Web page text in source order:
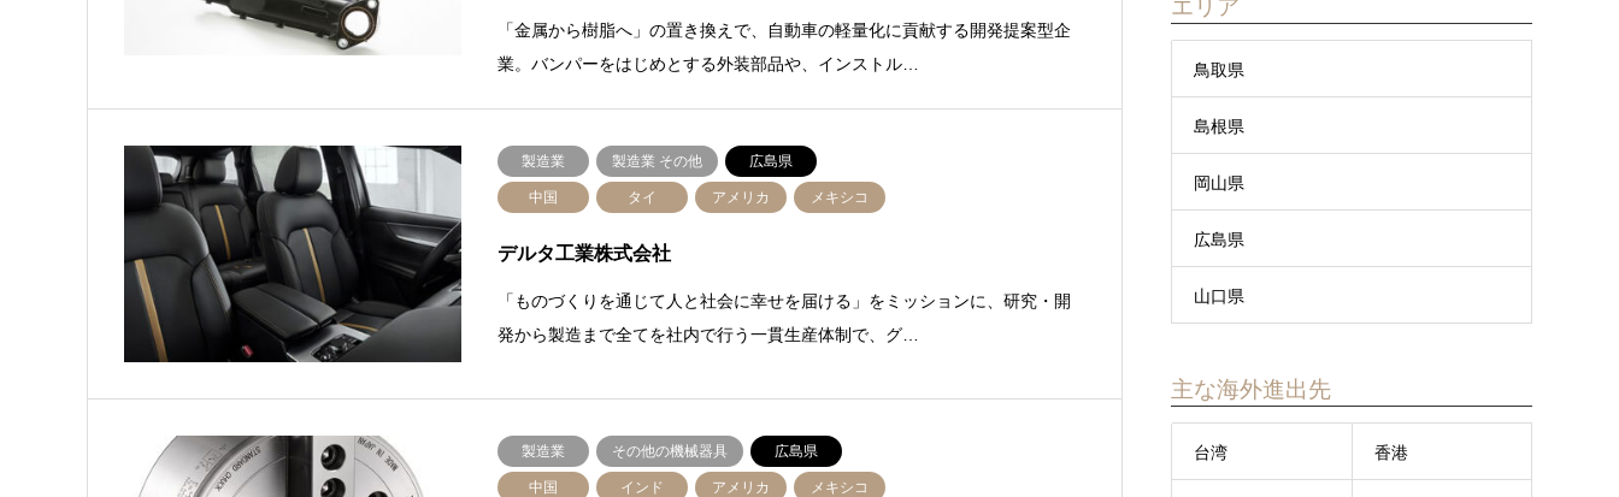
「金属から樹脂へ」の置き換えで、自動車の軽量化に貢献する開発提案型企
業。バンパーをはじめとする外装部品や、インストル…
製造業 製造業 その他 広島県
中国 タイ アメリカ メキシコ
デルタ工業株式会社
「ものづくりを通じて人と社会に幸せを届ける」をミッションに、研究・開
発から製造まで全てを社内で行う一貫生産体制で、グ…
製造業 その他の機械器具 広島県
中国 インド アメリカ メキシコ
エリア
鳥取県
島根県
岡山県
広島県
山口県
主な海外進出先
台湾 香港